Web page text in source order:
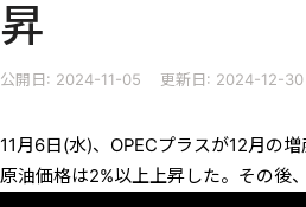
昇
公開日: 2024-11-05 更新日: 2024-12-30
11月6日(水)、OPECプラスが12月の
原油価格は2%以上上昇した。その後